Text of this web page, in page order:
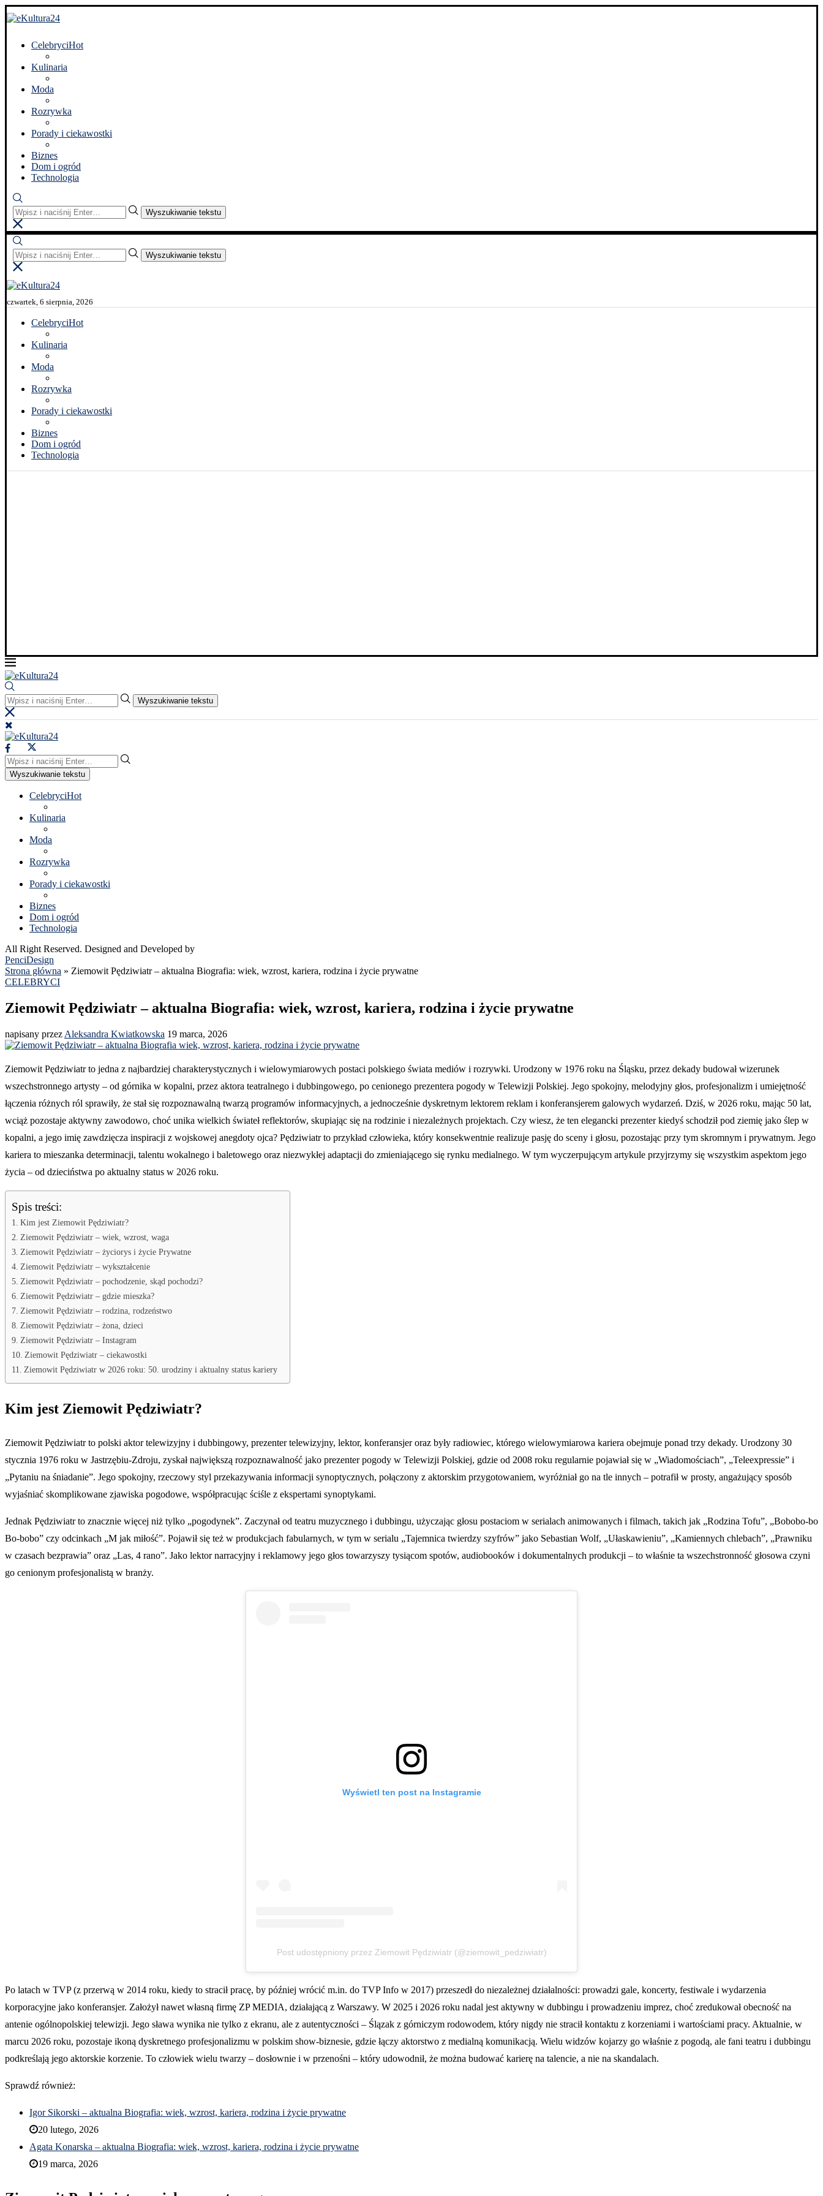
CelebryciHot
Kulinaria
Moda
Rozrywka
Porady i ciekawostki
Biznes
Dom i ogród
Technologia
Wyszukiwanie tekstu
Wyszukiwanie tekstu
czwartek, 6 sierpnia, 2026
CelebryciHot
Kulinaria
Moda
Rozrywka
Porady i ciekawostki
Biznes
Dom i ogród
Technologia
Wyszukiwanie tekstu
Wyszukiwanie tekstu
CelebryciHot
Kulinaria
Moda
Rozrywka
Porady i ciekawostki
Biznes
Dom i ogród
Technologia
All Right Reserved. Designed and Developed by
PenciDesign
Strona główna » Ziemowit Pędziwiatr – aktualna Biografia: wiek, wzrost, kariera, rodzina i życie prywatne
CELEBRYCI
Ziemowit Pędziwiatr – aktualna Biografia: wiek, wzrost, kariera, rodzina i życie prywatne
napisany przez Aleksandra Kwiatkowska 19 marca, 2026
Ziemowit Pędziwiatr to jedna z najbardziej charakterystycznych i wielowymiarowych postaci polskiego świata mediów i rozrywki. Urodzony w 1976 roku na Śląsku, przez dekady budował wizerunek
wszechstronnego artysty – od górnika w kopalni, przez aktora teatralnego i dubbingowego, po cenionego prezentera pogody w Telewizji Polskiej. Jego spokojny, melodyjny głos, profesjonalizm i umiejętność
łączenia różnych ról sprawiły, że stał się rozpoznawalną twarzą programów informacyjnych, a jednocześnie dyskretnym lektorem reklam i konferansjerem galowych wydarzeń. Dziś, w 2026 roku, mając 50 lat,
wciąż pozostaje aktywny zawodowo, choć unika wielkich świateł reflektorów, skupiając się na rodzinie i niezależnych projektach. Czy wiesz, że ten elegancki prezenter kiedyś schodził pod ziemię jako ślep w
kopalni, a jego imię zawdzięcza inspiracji z wojskowej anegdoty ojca? Pędziwiatr to przykład człowieka, który konsekwentnie realizuje pasję do sceny i głosu, pozostając przy tym skromnym i prywatnym. Jego
kariera to mieszanka determinacji, talentu wokalnego i baletowego oraz niezwykłej adaptacji do zmieniającego się rynku medialnego. W tym wyczerpującym artykule przyjrzymy się wszystkim aspektom jego
życia – od dzieciństwa po aktualny status w 2026 roku.
Spis treści:
Kim jest Ziemowit Pędziwiatr?
Ziemowit Pędziwiatr – wiek, wzrost, waga
Ziemowit Pędziwiatr – życiorys i życie Prywatne
Ziemowit Pędziwiatr – wykształcenie
Ziemowit Pędziwiatr – pochodzenie, skąd pochodzi?
Ziemowit Pędziwiatr – gdzie mieszka?
Ziemowit Pędziwiatr – rodzina, rodzeństwo
Ziemowit Pędziwiatr – żona, dzieci
Ziemowit Pędziwiatr – Instagram
Ziemowit Pędziwiatr – ciekawostki
Ziemowit Pędziwiatr w 2026 roku: 50. urodziny i aktualny status kariery
Kim jest Ziemowit Pędziwiatr?
Ziemowit Pędziwiatr to polski aktor telewizyjny i dubbingowy, prezenter telewizyjny, lektor, konferansjer oraz były radiowiec, którego wielowymiarowa kariera obejmuje ponad trzy dekady. Urodzony 30
stycznia 1976 roku w Jastrzębiu-Zdroju, zyskał największą rozpoznawalność jako prezenter pogody w Telewizji Polskiej, gdzie od 2008 roku regularnie pojawiał się w „Wiadomościach”, „Teleexpressie” i
„Pytaniu na śniadanie”. Jego spokojny, rzeczowy styl przekazywania informacji synoptycznych, połączony z aktorskim przygotowaniem, wyróżniał go na tle innych – potrafił w prosty, angażujący sposób
wyjaśniać skomplikowane zjawiska pogodowe, współpracując ściśle z ekspertami synoptykami.
Jednak Pędziwiatr to znacznie więcej niż tylko „pogodynek”. Zaczynał od teatru muzycznego i dubbingu, użyczając głosu postaciom w serialach animowanych i filmach, takich jak „Rodzina Tofu”, „Bobobo-bo
Bo-bobo” czy odcinkach „M jak miłość”. Pojawił się też w produkcjach fabularnych, w tym w serialu „Tajemnica twierdzy szyfrów” jako Sebastian Wolf, „Ułaskawieniu”, „Kamiennych chlebach”, „Prawniku
w czasach bezprawia” oraz „Las, 4 rano”. Jako lektor narracyjny i reklamowy jego głos towarzyszy tysiącom spotów, audiobooków i dokumentalnych produkcji – to właśnie ta wszechstronność głosowa czyni
go cenionym profesjonalistą w branży.
Wyświetl ten post na Instagramie
Post udostępniony przez Ziemowit Pędziwiatr (@ziemowit_pedziwiatr)
Po latach w TVP (z przerwą w 2014 roku, kiedy to stracił pracę, by później wrócić m.in. do TVP Info w 2017) przeszedł do niezależnej działalności: prowadzi gale, koncerty, festiwale i wydarzenia
korporacyjne jako konferansjer. Założył nawet własną firmę ZP MEDIA, działającą z Warszawy. W 2025 i 2026 roku nadal jest aktywny w dubbingu i prowadzeniu imprez, choć zredukował obecność na
antenie ogólnopolskiej telewizji. Jego sława wynika nie tylko z ekranu, ale z autentyczności – Ślązak z górniczym rodowodem, który nigdy nie stracił kontaktu z korzeniami i wartościami pracy. Aktualnie, w
marcu 2026 roku, pozostaje ikoną dyskretnego profesjonalizmu w polskim show-biznesie, gdzie łączy aktorstwo z medialną komunikacją. Wielu widzów kojarzy go właśnie z pogodą, ale fani teatru i dubbingu
podkreślają jego aktorskie korzenie. To człowiek wielu twarzy – dosłownie i w przenośni – który udowodnił, że można budować karierę na talencie, a nie na skandalach.
Sprawdź również:
Igor Sikorski – aktualna Biografia: wiek, wzrost, kariera, rodzina i życie prywatne
20 lutego, 2026
Agata Konarska – aktualna Biografia: wiek, wzrost, kariera, rodzina i życie prywatne
19 marca, 2026